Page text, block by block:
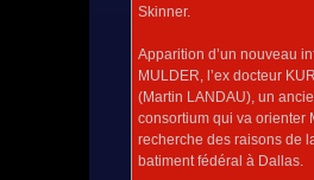
Skinner.
Apparition d’un nouveau
MULDER, l’ex docteur
(Martin LANDAU), un
consortium qui va orienter
recherche des raisons de
batiment fédéral à Dallas.